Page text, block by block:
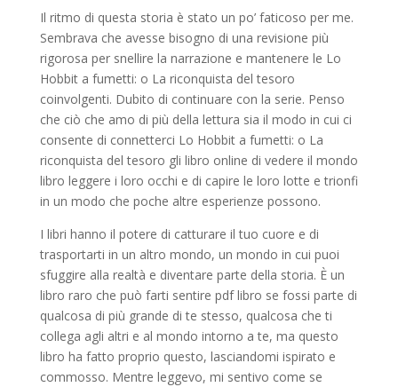
Il ritmo di questa storia è stato un po’ faticoso per me.
Sembrava che avesse bisogno di una revisione più
rigorosa per snellire la narrazione e mantenere le Lo
Hobbit a fumetti: o La riconquista del tesoro
coinvolgenti. Dubito di continuare con la serie. Penso
che ciò che amo di più della lettura sia il modo in cui ci
consente di connetterci Lo Hobbit a fumetti: o La
riconquista del tesoro gli libro online di vedere il mondo
libro leggere i loro occhi e di capire le loro lotte e trionfi
in un modo che poche altre esperienze possono.
I libri hanno il potere di catturare il tuo cuore e di
trasportarti in un altro mondo, un mondo in cui puoi
sfuggire alla realtà e diventare parte della storia. È un
libro raro che può farti sentire pdf libro se fossi parte di
qualcosa di più grande di te stesso, qualcosa che ti
collega agli altri e al mondo intorno a te, ma questo
libro ha fatto proprio questo, lasciandomi ispirato e
commosso. Mentre leggevo, mi sentivo come se